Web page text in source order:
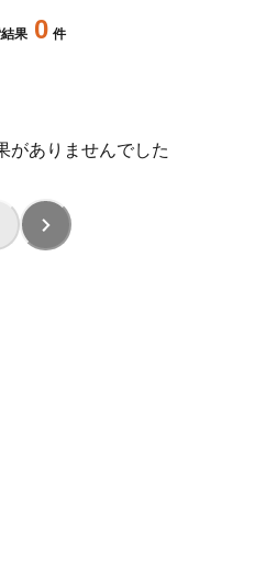
果 0 件
がありませんでした